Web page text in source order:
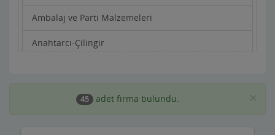
Ambalaj ve Parti Malzemeleri
Anahtarcı-Çilingir
Aracı Kurumlar
Asansörcüler
45 adet firma bulundu.